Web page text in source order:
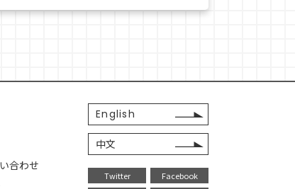
合わせ
English
中文
Twitter Facebook